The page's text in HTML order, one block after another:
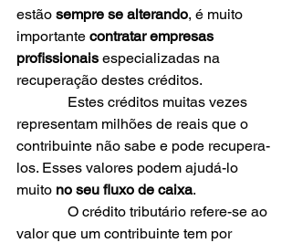
estão sempre se alterando, é muito
importante contratar empresas
profissionais especializadas na
recuperação destes créditos.
representam milhões de reais que o
contribuinte não sabe e pode recupera-
los. Esses valores podem ajudá-lo
muito no seu fluxo de caixa.
valor que um contribuinte tem por